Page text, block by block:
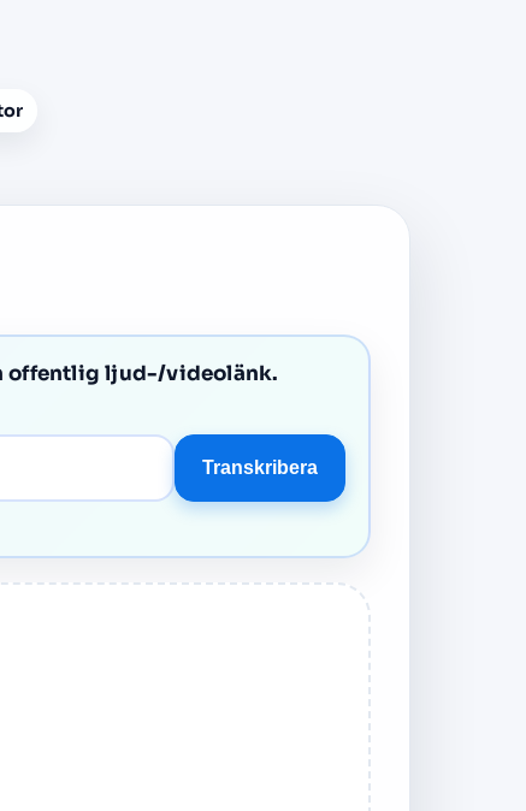
offentlig ljud-/videolänk.
Transkribera